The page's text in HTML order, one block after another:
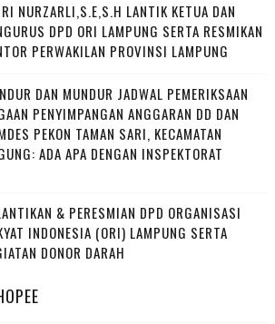
NURZARLI,S.E,S.H LANTIK KETUA DAN
DPD ORI LAMPUNG SERTA RESMIKAN
PERWAKILAN PROVINSI LAMPUNG
DAN MUNDUR JADWAL PEMERIKSAAN
PENYIMPANGAN ANGGARAN DD DAN
PEKON TAMAN SARI, KECAMATAN
ADA APA DENGAN INSPEKTORAT
& PERESMIAN DPD ORGANISASI
INDONESIA (ORI) LAMPUNG SERTA
DONOR DARAH